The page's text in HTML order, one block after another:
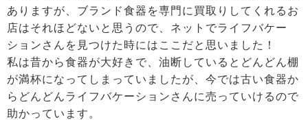
ありますが、ブランド食器を専門に買取りしてくれるお
店はそれほどないと思うので、ネットでライフバケー
ションさんを見つけた時にはここだと思いました！
私は昔から食器が大好きで、油断しているとどんどん棚
が満杯になってしまっていましたが、今では古い食器か
らどんどんライフバケーションさんに売っていけるので
助かっています。